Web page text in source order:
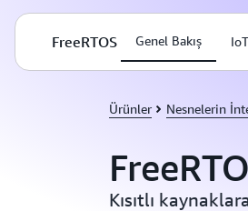
FreeRTOS Genel Bakış
Ürünler Nesnelerin
Kısıtlı